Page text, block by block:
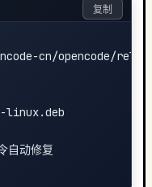
cn/opencode/
linux.deb
自动修复
复制